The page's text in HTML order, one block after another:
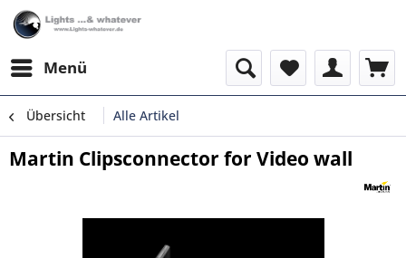
Menü
Übersicht Alle Artikel
Martin Clipsconnector for Video wall